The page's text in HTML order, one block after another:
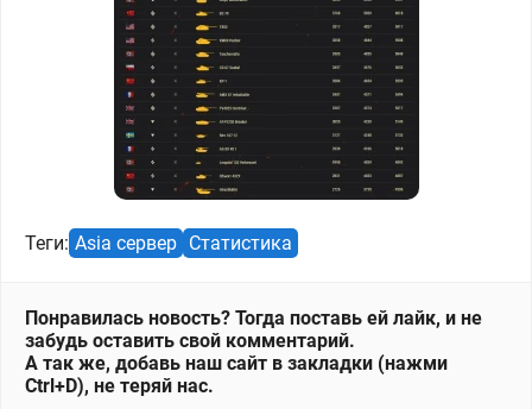
Теги: Asia сервер Статистика
Понравилась новость? Тогда поставь ей лайк, и не
забудь оставить свой комментарий.
А так же, добавь наш сайт в закладки (нажми
Ctrl+D), не теряй нас.